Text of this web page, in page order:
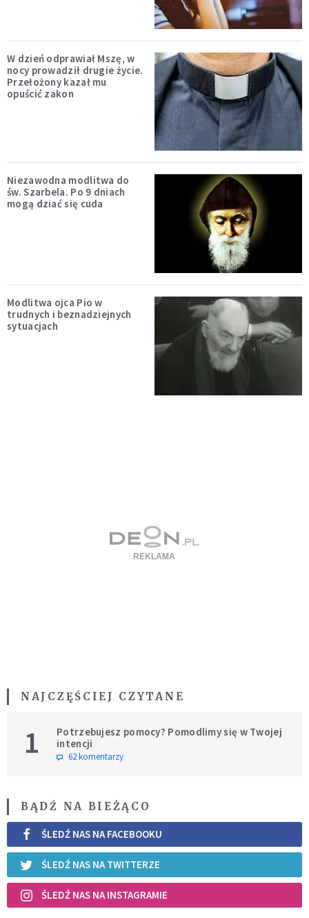
W dzień odprawiał Mszę, w
nocy prowadził drugie życie.
Przełożony kazał mu
opuścić zakon
Niezawodna modlitwa do
św. Szarbela. Po 9 dniach
mogą dziać się cuda
Modlitwa ojca Pio w
trudnych i beznadziejnych
sytuacjach
NAJCZĘŚCIEJ CZYTANE
1
Potrzebujesz pomocy? Pomodlimy się w Twojej
intencji
62 komentarzy
BĄDŹ NA BIEŻĄCO
ŚLEDŹ NAS NA FACEBOOKU
ŚLEDŹ NAS NA TWITTERZE
ŚLEDŹ NAS NA INSTAGRAMIE